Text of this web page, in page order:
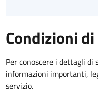
Condizioni
Per conoscere i dettagli
informazioni importanti,
servizio.